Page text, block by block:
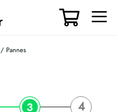
/ Pannes